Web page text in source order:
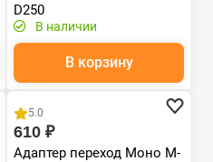
D250
В наличии
В корзину
Хит продаж
5.0
610 ₽
Адаптер переход Моно М-